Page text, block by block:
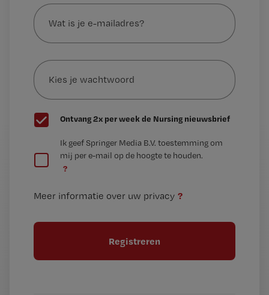
Wat
is
je
mailadres?
Kies
je
wachtwoord
G
e
t
Ontvang 2x per week de Nursing nieuwsbrief
e
t
l
Ik geef Springer Media B.V. toestemming om
mij per e-mail op de hoogte te houden.
?
Meer informatie over uw privacy ?